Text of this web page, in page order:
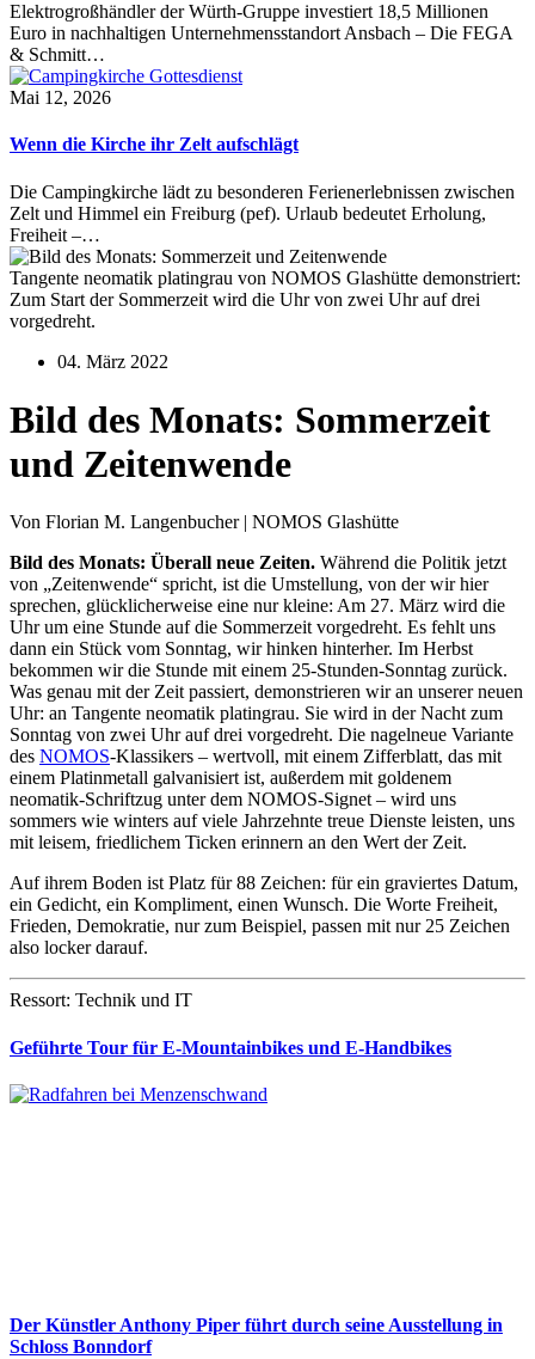
Elektrogroßhändler der Würth-Gruppe investiert 18,5 Millionen
Euro in nachhaltigen Unternehmensstandort Ansbach – Die FEGA
& Schmitt…
Mai 12, 2026
Wenn die Kirche ihr Zelt aufschlägt
Die Campingkirche lädt zu besonderen Ferienerlebnissen zwischen
Zelt und Himmel ein Freiburg (pef). Urlaub bedeutet Erholung,
Freiheit –…
Tangente neomatik platingrau von NOMOS Glashütte demonstriert:
Zum Start der Sommerzeit wird die Uhr von zwei Uhr auf drei
vorgedreht.
04. März 2022
Bild des Monats: Sommerzeit
und Zeitenwende
Von Florian M. Langenbucher | NOMOS Glashütte
Bild des Monats: Überall neue Zeiten. Während die Politik jetzt
von „Zeitenwende“ spricht, ist die Umstellung, von der wir hier
sprechen, glücklicherweise eine nur kleine: Am 27. März wird die
Uhr um eine Stunde auf die Sommerzeit vorgedreht. Es fehlt uns
dann ein Stück vom Sonntag, wir hinken hinterher. Im Herbst
bekommen wir die Stunde mit einem 25-Stunden-Sonntag zurück.
Was genau mit der Zeit passiert, demonstrieren wir an unserer neuen
Uhr: an Tangente neomatik platingrau. Sie wird in der Nacht zum
Sonntag von zwei Uhr auf drei vorgedreht. Die nagelneue Variante
des NOMOS-Klassikers – wertvoll, mit einem Zifferblatt, das mit
einem Platinmetall galvanisiert ist, außerdem mit goldenem
neomatik-Schriftzug unter dem NOMOS-Signet – wird uns
sommers wie winters auf viele Jahrzehnte treue Dienste leisten, uns
mit leisem, friedlichem Ticken erinnern an den Wert der Zeit.
Auf ihrem Boden ist Platz für 88 Zeichen: für ein graviertes Datum,
ein Gedicht, ein Kompliment, einen Wunsch. Die Worte Freiheit,
Frieden, Demokratie, nur zum Beispiel, passen mit nur 25 Zeichen
also locker darauf.
Ressort: Technik und IT
Geführte Tour für E-Mountainbikes und E-Handbikes
Der Künstler Anthony Piper führt durch seine Ausstellung in
Schloss Bonndorf